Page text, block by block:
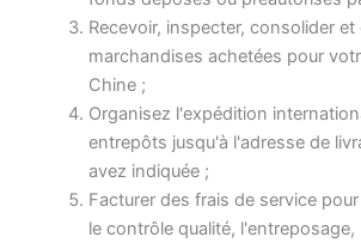
Recevoir, inspecter, consolider
marchandises achetées pour
Chine ;
Organisez l'expédition
entrepôts jusqu'à l'adresse de
avez indiquée ;
Facturer des frais de service
le contrôle qualité, l'entreposage,